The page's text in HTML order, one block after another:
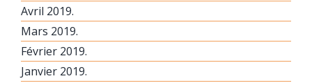
Avril 2019.
Mars 2019.
Février 2019.
Janvier 2019.